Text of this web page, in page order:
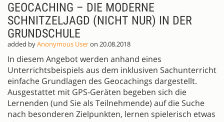
GEOCACHING – DIE MODERNE
SCHNITZELJAGD (NICHT NUR) IN DER
GRUNDSCHULE
added byAnonymous Useron 20.08.2018
In diesem Angebot werden anhand eines
Unterrichtsbeispiels aus dem inklusiven Sachunterricht
einfache Grundlagen des Geocachings dargestellt.
Ausgestattet mit GPS-Geräten begeben sich die
Lernenden (und Sie als Teilnehmende) auf die Suche
nach besonderen Zielpunkten, lernen spielerisch etwas